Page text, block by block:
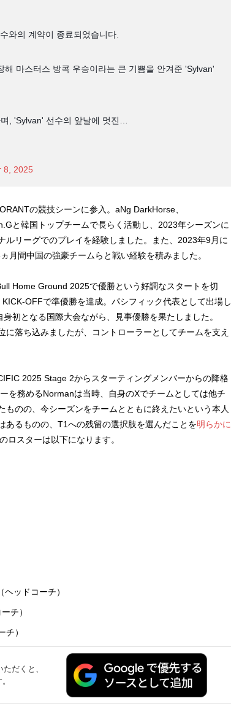
와의 계약이 종료되었습니다.
해 마스터스 방콕 우승이라는 큰 기쁨을 안겨준 'Sylvan'
, 'Sylvan' 선수의 앞날에 멋진…
8, 2025
の競技シーンに参入。aNg DarkHorse、
と韓国トップチームで長らく活動し、2023年シーズンに
ルリーグでのプレイを経験しました。また、2023年9月に
月間中国の強豪チームらと戦い経験を積みました。
Home Ground 2025で優勝という好調なスタートを切
OFFで準優勝を達成。パシフィック代表として出場し
初となる国際大会ながら、見事優勝を果たしました。
落ち込みましたが、コントローラーとしてチームを支え
2025 Stage 2からスターティングメンバーからの降格
を務めるNormanは当時、自身のXでチームとしては他チ
ものの、今シーズンをチームとともに終えたいという本人
あるものの、T1への残留の選択肢を選んだことを明らかに
ロスターは以下になります。
ッドコーチ）
チ）
）
だくと、